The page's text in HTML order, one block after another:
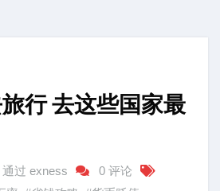
行 去这些国家最
通过 exness
0 评论